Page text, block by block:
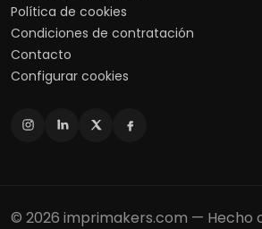
Política de cookies
Condiciones de contratación
Contacto
Configurar cookies
© 2026 imprimakers.com — Hecho